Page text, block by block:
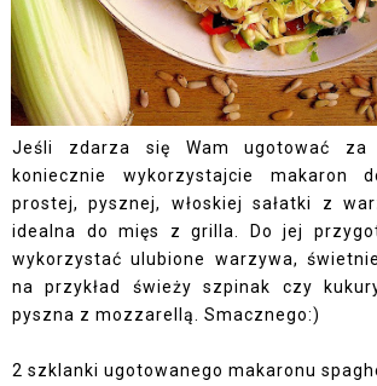
Jeśli zdarza się Wam ugotować za
koniecznie wykorzystajcie makaron
prostej, pysznej, włoskiej sałatki z
idealna do mięs z grilla. Do jej
wykorzystać ulubione warzywa,
na przykład świeży szpinak czy
pyszna z mozzarellą. Smacznego:)
2 szklanki ugotowanego makaronu